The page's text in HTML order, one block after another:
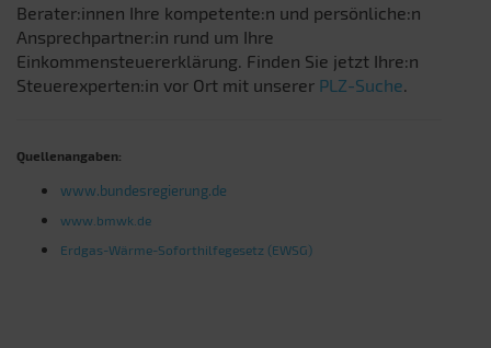
Berater:innen Ihre kompetente:n und persönliche:n
Ansprechpartner:in rund um Ihre
Einkommensteuererklärung. Finden Sie jetzt Ihre:n
Steuerexperten:in vor Ort mit unserer PLZ-Suche
Quellenangaben:
www.bundesregierung.de
www.bmwk.de
Erdgas-Wärme-Soforthilfegesetz (EWSG)